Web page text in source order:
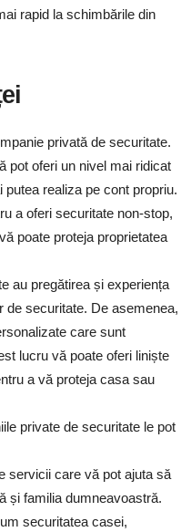
rapid la schimbările din
privată de securitate.
pot oferi un nivel mai ridicat
realiza pe cont propriu.
a oferi securitate non-stop,
poate proteja proprietatea
au pregătirea și experiența
de securitate. De asemenea,
care sunt
lucru vă poate oferi liniște
a vă proteja casa sau
private de securitate le pot
servicii care vă pot ajuta să
și familia dumneavoastră.
securitatea casei,